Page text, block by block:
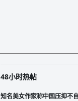
48小时热帖
知名美女作家称中国压抑不